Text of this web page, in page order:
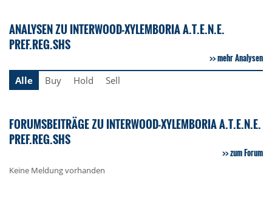
ANALYSEN ZU INTERWOOD-XYLEMBORIA A.T.E.N.E.
PREF.REG.SHS
mehr Analysen
Alle
Buy Hold Sell
FORUMSBEITRÄGE ZU INTERWOOD-XYLEMBORIA A.T.E.N.E.
PREF.REG.SHS
zum Forum
Keine Meldung vorhanden